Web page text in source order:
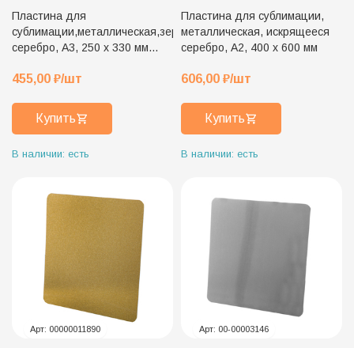
Пластина для
сублимации,металлическая,зеркальное
серебро, А3, 250 х 330 мм
455,00 ₽/шт
Купить
В наличии: есть
Пластина для сублимации,
металлическая, искрящееся
серебро, А2, 400 х 600 мм
606,00 ₽/шт
Купить
В наличии: есть
Арт: 00000011890 Арт: 00-00003146